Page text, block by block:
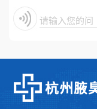
请输入您的问题